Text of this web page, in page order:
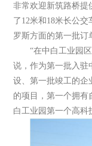
非常欢迎新筑路桥提
了12米和18米长公
罗斯方面的第一批订
“在中白工业园
说，作为第一批入驻
设、第一批竣工的企
的项目，第一个拥有
白工业园第一个高科